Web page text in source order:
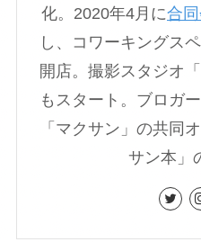
化。2020年4月に合
し、コワーキングス
開店。撮影スタジオ
もスタート。ブロガ
「マクサン」の共同
サン本」